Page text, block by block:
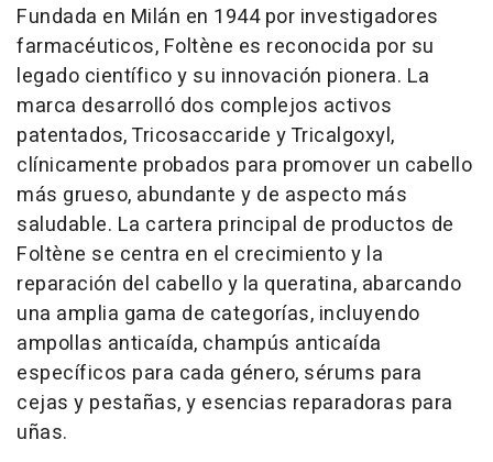
Fundada en Milán en 1944 por investigadores
farmacéuticos, Foltène es reconocida por su
legado científico y su innovación pionera. La
marca desarrolló dos complejos activos
patentados, Tricosaccaride y Tricalgoxyl,
clínicamente probados para promover un cabello
más grueso, abundante y de aspecto más
saludable. La cartera principal de productos de
Foltène se centra en el crecimiento y la
reparación del cabello y la queratina, abarcando
una amplia gama de categorías, incluyendo
ampollas anticaída, champús anticaída
específicos para cada género, sérums para
cejas y pestañas, y esencias reparadoras para
uñas.